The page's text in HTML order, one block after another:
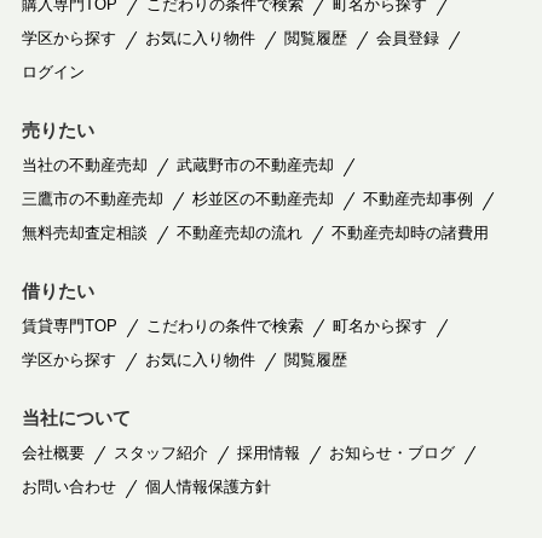
購入専門TOP こだわりの条件で検索
町名から探す
学区から探す
お気に入り物件 閲覧履歴
会員登録
ログイン
売りたい
当社の不動産売却
武蔵野市の不動産売却
三鷹市の不動産売却
杉並区の不動産売却
不動産売却事例
無料売却査定相談
不動産売却の流れ 不動産売却時の諸費用
借りたい
賃貸専門TOP こだわりの条件で検索
町名から探す
学区から探す
お気に入り物件 閲覧履歴
当社について
会社概要 スタッフ紹介 採用情報
お知らせ・ブログ
お問い合わせ
個人情報保護方針